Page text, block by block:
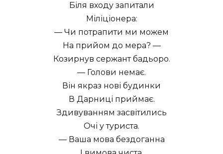
Біля входу запитали
Міліціонера:
— Чи потрапити ми можем
На прийом до мера? —
Козирнув сержант бадьоро.
— Голови немає.
Він якраз нові будинки
В Дарниці приймає.
Здивуванням засвітились
Очі у туриста.
— Ваша мова бездоганна